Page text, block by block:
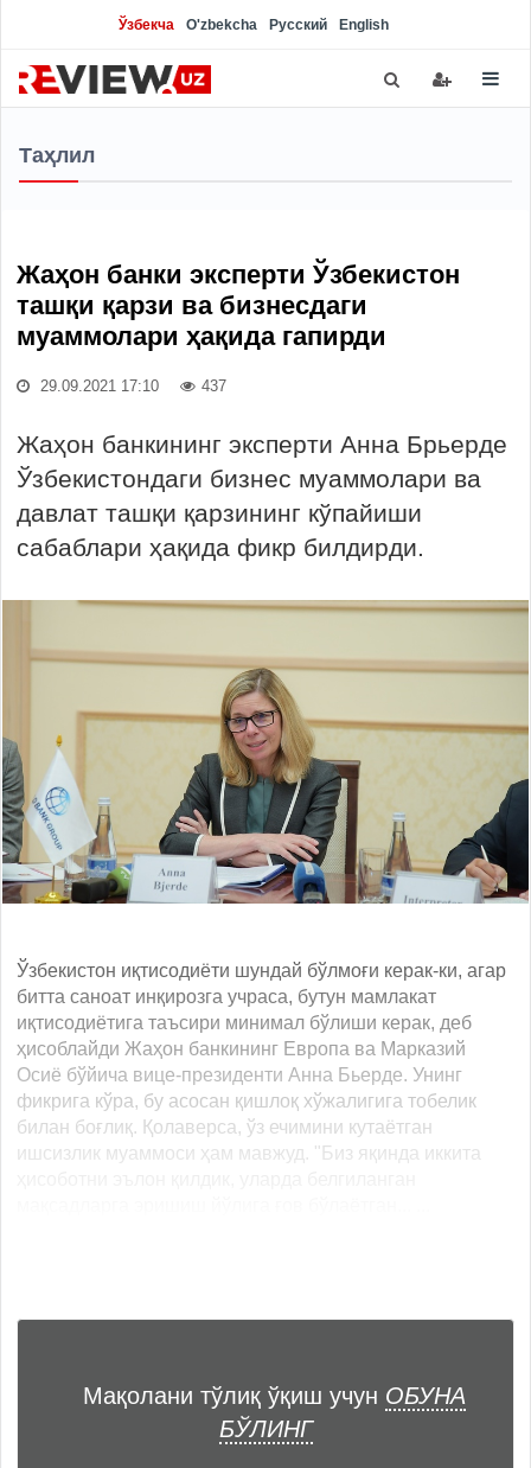
Ўзбекча O'zbekcha Русский English
Таҳлил
Жаҳон банки эксперти Ўзбекистон
ташқи қарзи ва бизнесдаги
муаммолари ҳақида гапирди
29.09.2021 17:10 437
Жаҳон банкининг эксперти Анна Брьерде
Ўзбекистондаги бизнес муаммолари ва
давлат ташқи қарзининг кўпайиши
сабаблари ҳақида фикр билдирди.
Ўзбекистон иқтисодиёти шундай бўлмоғи керак-ки, агар
битта саноат инқирозга учраса, бутун мамлакат
иқтисодиётига таъсири минимал бўлиши керак, деб
ҳисоблайди Жаҳон банкининг Европа ва Марказий
Осиё бўйича вице-президенти Анна Бьерде. Унинг
фикрига кўра, бу асосан қишлоқ хўжалигига тобелик
билан боғлиқ. Қолаверса, ўз ечимини кутаётган
ишсизлик муаммоси ҳам мавжуд. "Биз яқинда иккита
Мақолани тўлиқ ўқиш учун ОБУНА
БЎЛИНГ